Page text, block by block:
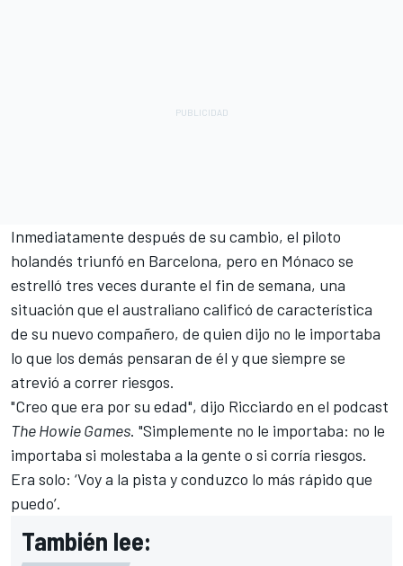
Inmediatamente después de su cambio, el piloto
holandés triunfó en Barcelona, ​​pero en Mónaco se
estrelló tres veces durante el fin de semana, una
situación que el australiano calificó de característica
de su nuevo compañero, de quien dijo no le importaba
lo que los demás pensaran de él y que siempre se
atrevió a correr riesgos.
"Creo que era por su edad", dijo Ricciardo en el podcast
The Howie Games. "Simplemente no le importaba: no le
importaba si molestaba a la gente o si corría riesgos.
Era solo: ‘Voy a la pista y conduzco lo más rápido que
puedo’.
También lee: